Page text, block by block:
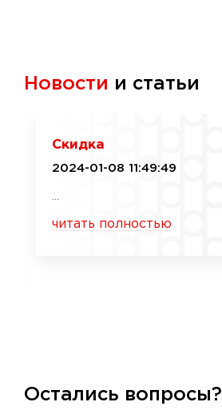
Новости и статьи
Скидка
2024-01-08 11:49:49
читать полностью
Остались вопросы?